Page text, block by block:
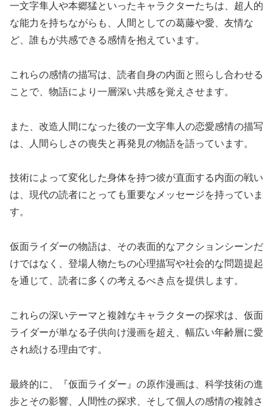
一文字隼人や本郷猛といったキャラクターたちは、超人的
な能力を持ちながらも、人間としての葛藤や愛、友情な
ど、誰もが共感できる感情を抱えています。
これらの感情の描写は、読者自身の内面と照らし合わせる
ことで、物語により一層深い共感を覚えさせます。
また、改造人間になった後の一文字隼人の恋愛感情の描写
は、人間らしさの喪失と再発見の物語を語っています。
技術によって変化した身体を持つ彼が直面する内面の戦い
は、現代の読者にとっても重要なメッセージを持っていま
す。
仮面ライダーの物語は、その表面的なアクションシーンだ
けではなく、登場人物たちの心理描写や社会的な問題提起
を通じて、読者に多くの考えるべき点を提供します。
これらの深いテーマと複雑なキャラクターの探求は、仮面
ライダーが単なる子供向け漫画を超え、幅広い年齢層に愛
され続ける理由です。
最終的に、『仮面ライダー』の原作漫画は、科学技術の進
歩とその影響、人間性の探求、そして個人の感情の複雑さ